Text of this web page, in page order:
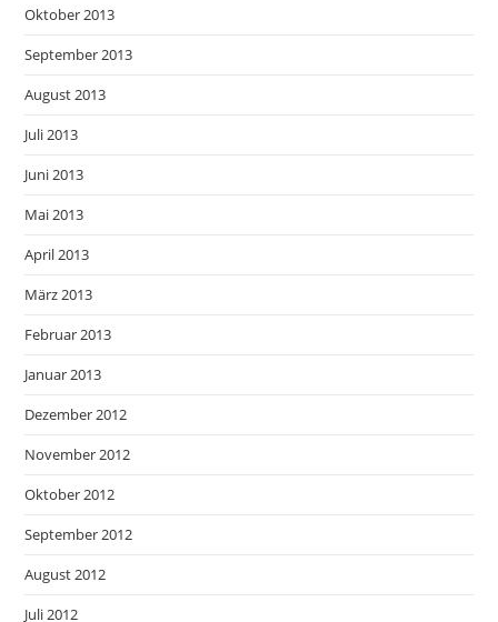
Oktober 2013
September 2013
August 2013
Juli 2013
Juni 2013
Mai 2013
April 2013
März 2013
Februar 2013
Januar 2013
Dezember 2012
November 2012
Oktober 2012
September 2012
August 2012
Juli 2012